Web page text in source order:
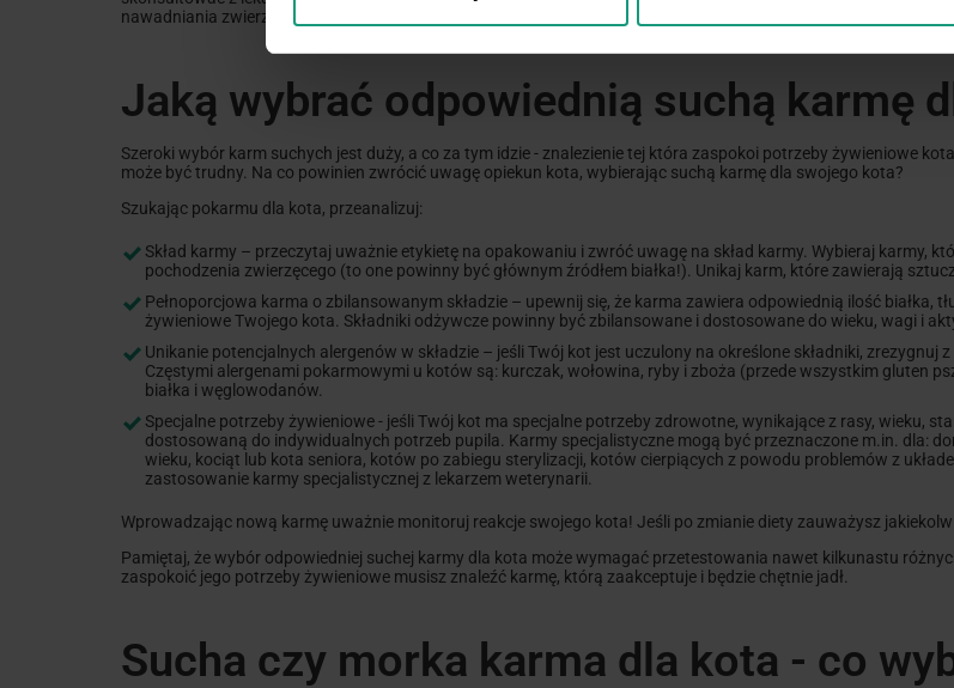
nawadniania zwierzaka.
Jaką wybrać odpowiednią suchą karmę
Szeroki wybór karm suchych jest duży, a co za tym idzie - znalezienie tej która zaspokoi potrzeby żywieniowe
może być trudny. Na co powinien zwrócić uwagę opiekun kota, wybierając suchą karmę dla swojego kota?
Szukając pokarmu dla kota, przeanalizuj:
Skład karmy – przeczytaj uważnie etykietę na opakowaniu i zwróć uwagę na skład karmy. Wybieraj karmy,
pochodzenia zwierzęcego (to one powinny być głównym źródłem białka!). Unikaj karm, które zawierają
Pełnoporcjowa karma o zbilansowanym składzie – upewnij się, że karma zawiera odpowiednią ilość białka,
żywieniowe Twojego kota. Składniki odżywcze powinny być zbilansowane i dostosowane do wieku, wagi i
Unikanie potencjalnych alergenów w składzie – jeśli Twój kot jest uczulony na określone składniki,
Częstymi alergenami pokarmowymi u kotów są: kurczak, wołowina, ryby i zboża (przede wszystkim gluten
białka i węglowodanów.
Specjalne potrzeby żywieniowe - jeśli Twój kot ma specjalne potrzeby zdrowotne, wynikające z rasy, wieku,
dostosowaną do indywidualnych potrzeb pupila. Karmy specjalistyczne mogą być przeznaczone m.in. dla:
wieku, kociąt lub kota seniora, kotów po zabiegu sterylizacji, kotów cierpiących z powodu problemów z
zastosowanie karmy specjalistycznej z lekarzem weterynarii.
Wprowadzając nową karmę uważnie monitoruj reakcje swojego kota! Jeśli po zmianie diety zauważysz
Pamiętaj, że wybór odpowiedniej suchej karmy dla kota może wymagać przetestowania nawet kilkunastu
zaspokoić jego potrzeby żywieniowe musisz znaleźć karmę, którą zaakceptuje i będzie chętnie jadł.
Sucha czy morka karma dla kota - co